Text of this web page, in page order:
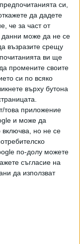
си,
да дадете
че за част от
данни може да не се
възразите срещу
ви ще
промените своите
си по всяко
върху бутона
това приложение
и може да
но не се
по-долу можете
съгласие на
да използват
че "Райфайзен"
от което и да е
„отдавна няма
на
ги призова да
Райфайзен
Bank
и
ресурси за
Украйна", се